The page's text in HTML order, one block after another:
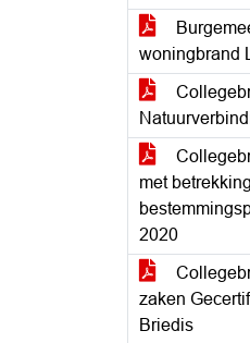
woningbrand
met
2020
zaken
Briedis